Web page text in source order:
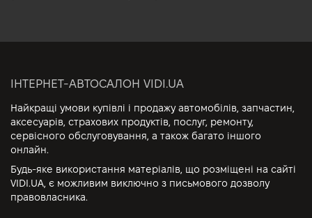
ІНТЕРНЕТ-АВТОСАЛОН VIDI.UA
Найкращі умови купівлі і продажу автомобілів, запчастин,
аксесуарів, страхових продуктів, послуг, ремонту,
сервісного обслуговування, а також багато іншого
онлайн.
Будь-яке використання матеріалів, що розміщені на сайті
VIDI.UA, є можливим виключно з письмового дозволу
правовласника.